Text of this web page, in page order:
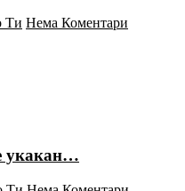
Ти Нема Коментари
укакан…